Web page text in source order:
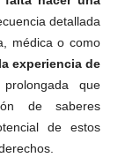
detallada
médica o como
experiencia de
que
de saberes
de estos